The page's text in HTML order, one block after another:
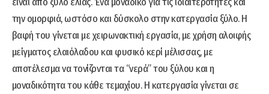
την ομορφιά, ωστόσο και δύσκολο στην κατεργασία ξύλο. Η
βαφή του γίνεται με χειρωνακτική εργασία, με χρήση αλοιφής
μείγματος ελαιόλαδου και φυσικό κερί μέλισσας, με
αποτέλεσμα να τονίζονται τα “νερά” του ξύλου και η
μοναδικότητα του κάθε τεμαχίου. Η κατεργασία γίνεται σε